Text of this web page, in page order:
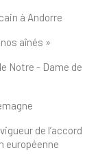
à Andorre
aînés »
Notre - Dame de
de l’accord
européenne